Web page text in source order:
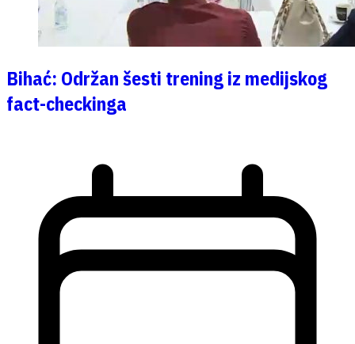
Bihać: Održan šesti trening iz medijskog
fact-checkinga